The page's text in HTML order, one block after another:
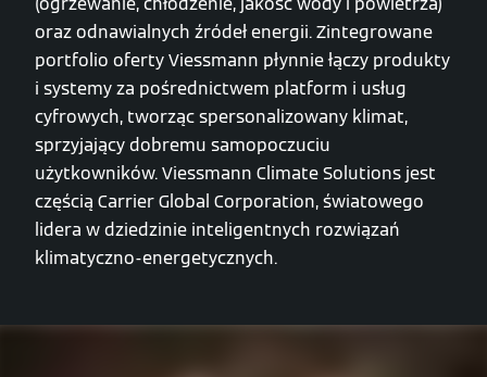
oraz odnawialnych źródeł energii. Zintegrowane
portfolio oferty Viessmann płynnie łączy produkty
i systemy za pośrednictwem platform i usług
cyfrowych, tworząc spersonalizowany klimat,
sprzyjający dobremu samopoczuciu
użytkowników. Viessmann Climate Solutions jest
częścią Carrier Global Corporation, światowego
lidera w dziedzinie inteligentnych rozwiązań
klimatyczno-energetycznych.